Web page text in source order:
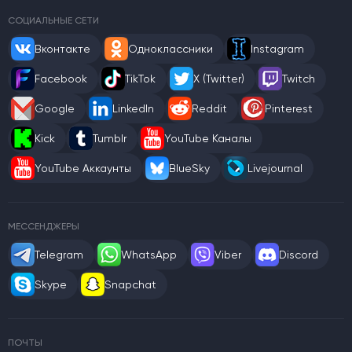
СОЦИАЛЬНЫЕ СЕТИ
Вконтакте Одноклассники Instagram
Facebook TikTok X (Twitter) Twitch
Google LinkedIn Reddit Pinterest
Kick Tumblr YouTube Каналы
YouTube Аккаунты BlueSky Livejournal
МЕССЕНДЖЕРЫ
Telegram WhatsApp Viber Discord
Skype Snapchat
ПОЧТЫ